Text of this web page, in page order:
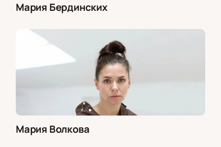
Мария Бердинских
Мария Волкова